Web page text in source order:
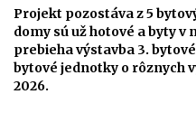
Projekt pozostáva z 5
domy sú už hotové a byty v
prebieha výstavba 3.
bytové jednotky o rôznych
2026.